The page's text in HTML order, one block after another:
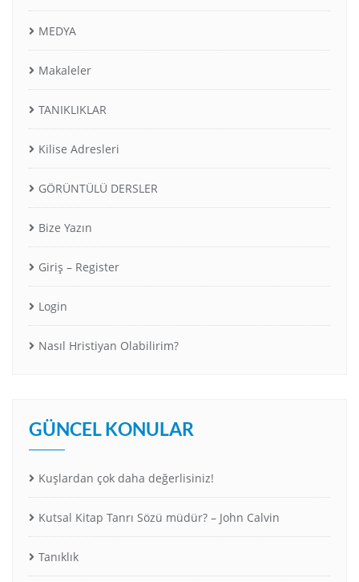
MEDYA
Makaleler
TANIKLIKLAR
Kilise Adresleri
GÖRÜNTÜLÜ DERSLER
Bize Yazın
Giriş – Register
Login
Nasıl Hristiyan Olabilirim?
GÜNCEL KONULAR
Kuşlardan çok daha değerlisiniz!
Kutsal Kitap Tanrı Sözü müdür? – John Calvin
Tanıklık